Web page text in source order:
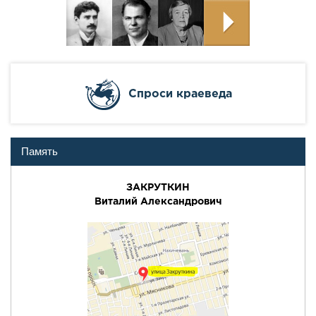
Cпроси краеведа
Память
ЗАКРУТКИН
Виталий Александрович